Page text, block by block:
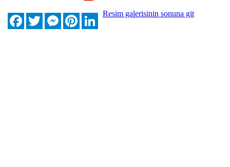
FacebookTwitterMessengerPinterestLinkedIn
Resim galerisinin sonuna git